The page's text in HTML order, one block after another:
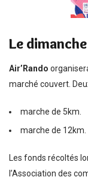
Le
Air’Rando
marché couvert.
marche de 5km.
marche de 12km.
Les fonds récoltés
l’Association des